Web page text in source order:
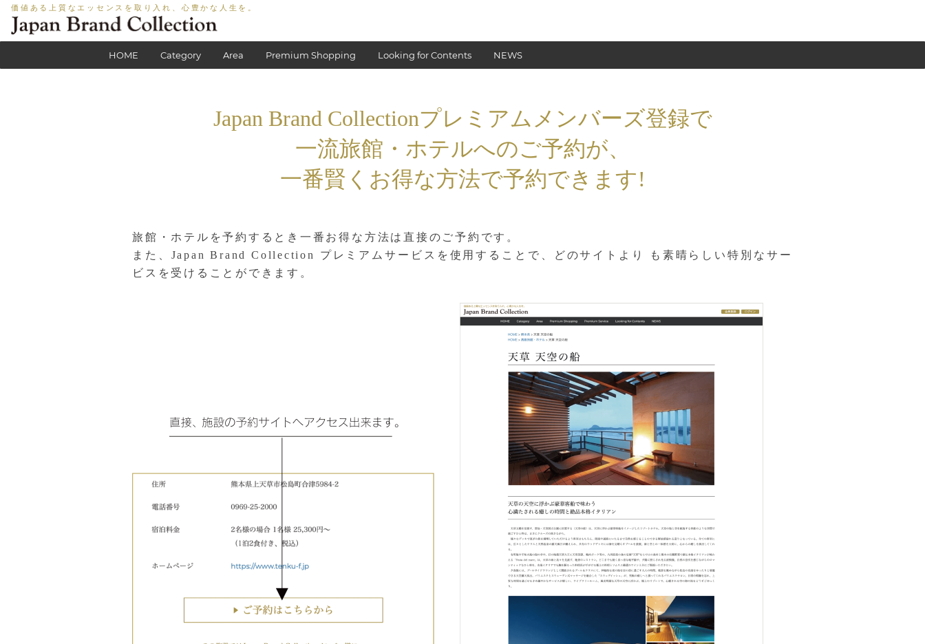
価値ある上質なエッセンスを取り入れ、心豊かな人生を。
HOME Category Area Premium Shopping Looking for Contents NEWS
Japan Brand Collectionプレミアムメンバーズ登録で
一流旅館・ホテルへのご予約が、
一番賢くお得な方法で予約できます!
旅館・ホテルを予約するとき一番お得な方法は直接のご予約です。
また、Japan Brand Collection プレミアムサービスを使用することで、どのサイトより も素晴らしい特別なサー
ビスを受けることができます。